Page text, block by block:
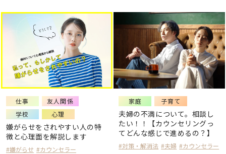
仕事
友人関係
学校
心理
嫌がらせをされやすい人の特
徴と心理面を解説します
#嫌がらせ #カウンセラー
家庭 子育て
夫婦の不満について。相談し
たい！！【カウンセリングっ
てどんな感じで進めるの？】
#対策・解消法 #夫婦 #カウンセラー